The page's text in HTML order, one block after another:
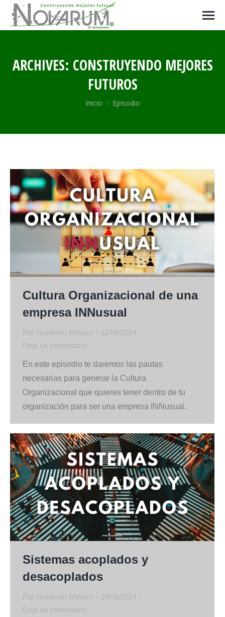
ARCHIVES: CONSTRUYENDO MEJORES
FUTUROS
Estás aquí:
Inicio Episodio
Cultura Organizacional de una
empresa INNusual
Por Novarum México
12/06/2024
Deja un comentario
En este episodio te daremos las pautas
necesarias para generar la Cultura
Organizacional que quieres tener dentro de tu
organización para ser una empresa INNusual.
Sistemas acoplados y
desacoplados
Por Novarum México
18/05/2024
Deja un comentario